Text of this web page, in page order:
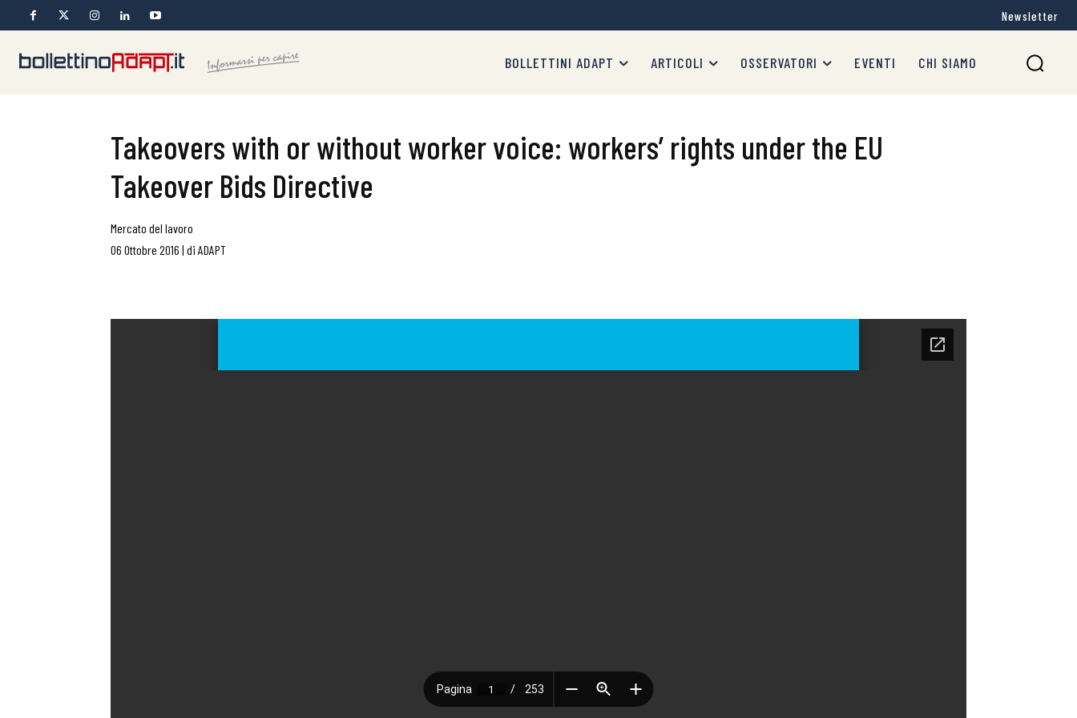
Newsletter
BOLLETTINI ADAPT ARTICOLI OSSERVATORI EVENTI CHI SIAMO
Takeovers with or without worker voice: workers’ rights under the EU
Takeover Bids Directive
Mercato del lavoro
06 Ottobre 2016 | di ADAPT